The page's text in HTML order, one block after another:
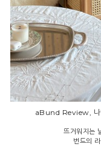
aBund Review, 나
뜨거워지는
번드의